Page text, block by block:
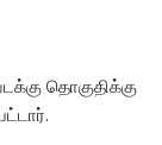
தொகுதிக்கு